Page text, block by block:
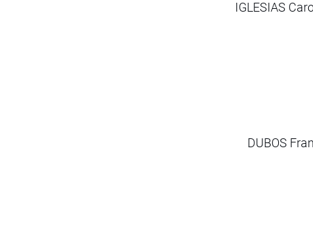
IGLESIAS
DUBOS